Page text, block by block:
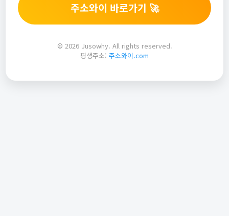
주소와이 바로가기 🚀
© 2026 Jusowhy. All rights reserved.
평생주소: 주소와이.com